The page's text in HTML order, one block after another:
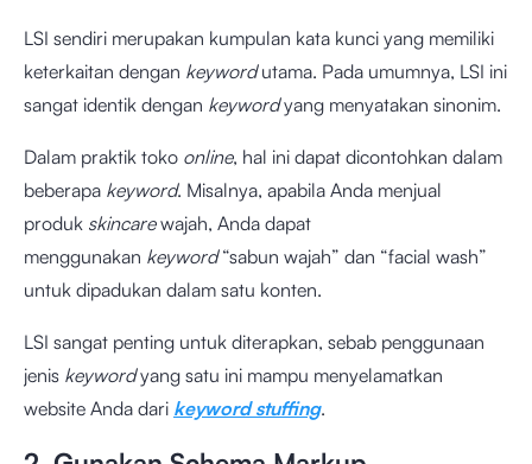
LSI sendiri merupakan kumpulan kata kunci yang memiliki
keterkaitan dengan keywordutama. Pada umumnya, LSI ini
sangat identik dengan keywordyang menyatakan sinonim.
Dalam praktik toko online, hal ini dapat dicontohkan dalam
beberapa keyword. Misalnya, apabila Anda menjual
produk skincarewajah, Anda dapat
menggunakan keyword“sabun wajah” dan “facial wash”
untuk dipadukan dalam satu konten.
LSI sangat penting untuk diterapkan, sebab penggunaan
jenis keywordyang satu ini mampu menyelamatkan
website Anda dari keyword stuffing.